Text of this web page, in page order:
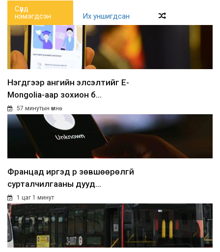
Сүүлд
нэмэгдсэн
Их уншигдсан
Нэгдүгээр ангийн элсэлтийг E-
Mongolia-аар зохион б...
57 минутын өмнө
Францад иргэд рүү зөвшөөрөлгүй
сурталчилгааны дууд...
1 цаг 1 минут